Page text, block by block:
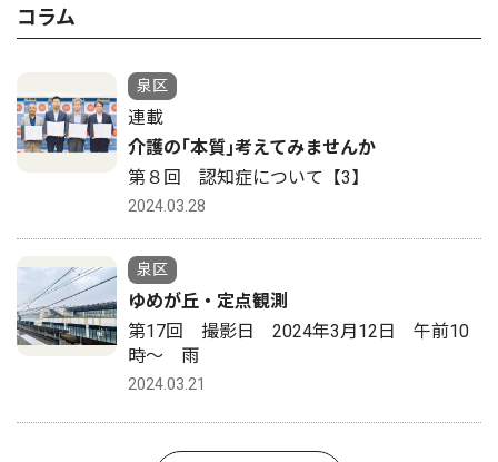
コラム
泉区
連載
介護の｢本質｣考えてみませんか
第８回 認知症について【3】
2024.03.28
泉区
ゆめが丘・定点観測
第17回 撮影日 2024年3月12日 午前10
時〜 雨
2024.03.21